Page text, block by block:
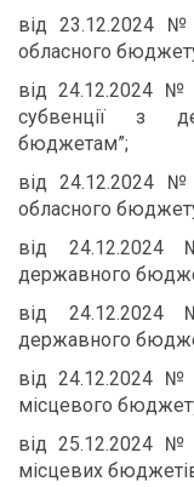
від 23.12.2024 №
обласного
від 24.12.2024 №
субвенції з
бюджетам”;
від 24.12.2024 №
обласного
від
державного
від
державного
від 24.12.2024 №
місцевого
від 25.12.2024 №
місцевих